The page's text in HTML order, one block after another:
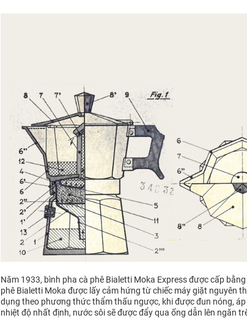
Năm 1933, bình pha cà phê Bialetti Moka Express được cấp
phê Bialetti Moka được lấy cảm hứng từ chiếc máy giặt nguyên
dụng theo phương thức thẩm thấu ngược, khi được đun nóng,
nhiệt độ nhất định, nước sôi sẽ được đẩy qua ống dẫn lên ngăn